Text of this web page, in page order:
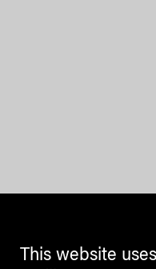
This website